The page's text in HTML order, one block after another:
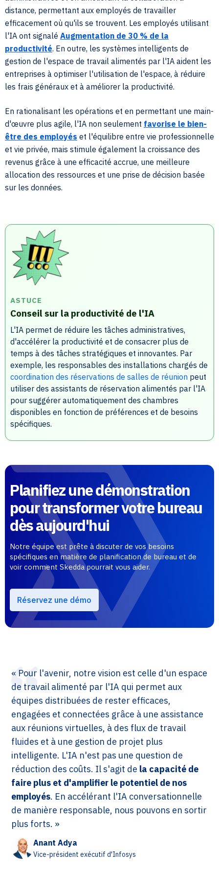
distance, permettant aux employés de travailler
efficacement où qu'ils se trouvent. Les employés utilisant
l'IA ont signalé Augmentation de 30 % de la
productivité. En outre, les systèmes intelligents de
gestion de l'espace de travail alimentés par l'IA aident les
entreprises à optimiser l'utilisation de l'espace, à réduire
les frais généraux et à améliorer la productivité.
En rationalisant les opérations et en permettant une main-
d'œuvre plus agile, l'IA non seulement favorise le bien-
être des employés et l'équilibre entre vie professionnelle
et vie privée, mais stimule également la croissance des
revenus grâce à une efficacité accrue, une meilleure
allocation des ressources et une prise de décision basée
sur les données.
ASTUCE
Conseil sur la productivité de l'IA
L'IA permet de réduire les tâches administratives,
d'accélérer la productivité et de consacrer plus de
temps à des tâches stratégiques et innovantes. Par
exemple, les responsables des installations chargés de
coordination des réservations de salles de réunion peut
utiliser des assistants de réservation alimentés par l'IA
pour suggérer automatiquement des chambres
disponibles en fonction de préférences et de besoins
spécifiques.
Planifiez une démonstration
pour transformer votre bureau
dès aujourd'hui
Notre équipe est prête à discuter de vos besoins
spécifiques en matière de planification de bureau et de
voir comment Skedda pourrait vous aider.
Réservez une démo
« Pour l'avenir, notre vision est celle d'un espace
de travail alimenté par l'IA qui permet aux
équipes distribuées de rester efficaces,
engagées et connectées grâce à une assistance
aux réunions virtuelles, à des flux de travail
fluides et à une gestion de projet plus
intelligente. L'IA n'est pas une question de
réduction des coûts. Il s'agit de la capacité de
faire plus et d'amplifier le potentiel de nos
employés. En accélérant l'IA conversationnelle
de manière responsable, nous pouvons en sortir
plus forts. »
Anant Adya
Vice-président exécutif d'Infosys